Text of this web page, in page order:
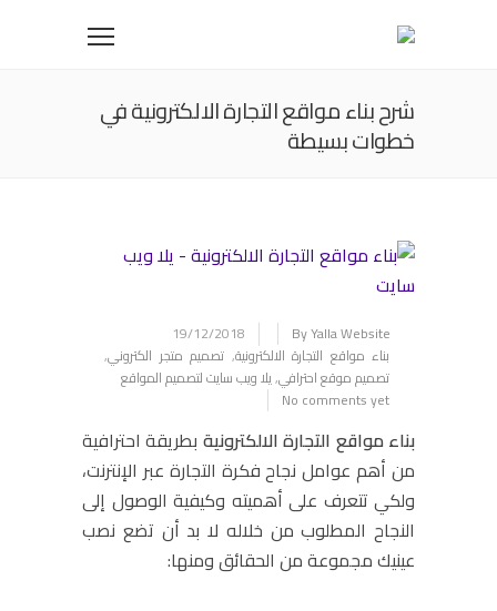
شرح بناء مواقع التجارة الالكترونية في
خطوات بسيطة
19/12/2018 By Yalla Website
No comments yet
بناء مواقع التجارة الالكترونية, تصميم متجر الكتروني,
تصميم موقع احترافي,يلا ويب سايت لتصميم المواقع
بناء مواقع التجارة الالكترونية بطريقة احترافية
من أهم عوامل نجاح فكرة التجارة عبر الإنترنت،
ولكي تتعرف على أهميته وكيفية الوصول إلى
النجاح المطلوب من خلاله لا بد أن تضع نصب
عينيك مجموعة من الحقائق ومنها: